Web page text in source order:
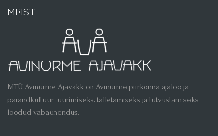
MEIST
MTÜ Avinurme Ajavakk on Avinurme piirkonna ajaloo ja
pärandkultuuri uurimiseks, talletamiseks ja tutvustamiseks
loodud vabaühendus.